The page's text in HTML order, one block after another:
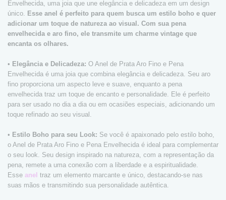
Envelhecida, uma joia que une elegância e delicadeza em um design
único.
Esse anel é perfeito para quem busca um estilo boho e quer
adicionar um toque de natureza ao visual. Com sua pena
envelhecida e aro fino, ele transmite um charme vintage que
encanta os olhares.
• Elegância e Delicadeza: O Anel de Prata Aro Fino e Pena
Envelhecida é uma joia que combina elegância e delicadeza. Seu aro
fino proporciona um aspecto leve e suave, enquanto a pena
envelhecida traz um toque de encanto e personalidade. Ele é perfeito
para ser usado no dia a dia ou em ocasiões especiais, adicionando um
toque refinado ao seu visual.
• Estilo Boho para seu Look: Se você é apaixonado pelo estilo boho,
o Anel de Prata Aro Fino e Pena Envelhecida é ideal para complementar
o seu look. Seu design inspirado na natureza, com a representação da
pena, remete a uma conexão com a liberdade e a espiritualidade.
Esse anel traz um elemento marcante e único, destacando-se nas
suas mãos e transmitindo sua personalidade autêntica.